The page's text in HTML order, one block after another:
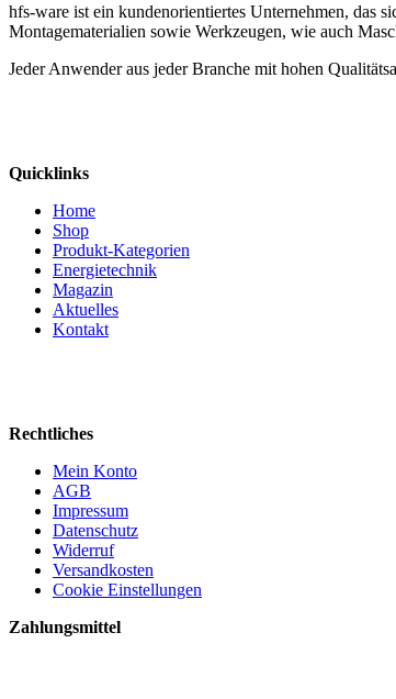
hfs-ware ist ein kundenorientiertes Unternehmen, das
Montagematerialien sowie Werkzeugen, wie auch
Jeder Anwender aus jeder Branche mit hohen
Quicklinks
Home
Shop
Produkt-Kategorien
Energietechnik
Magazin
Aktuelles
Kontakt
Rechtliches
Mein Konto
AGB
Impressum
Datenschutz
Widerruf
Versandkosten
Cookie Einstellungen
Zahlungsmittel